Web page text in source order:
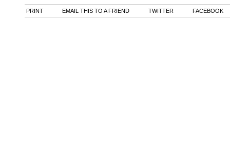
PRINT EMAIL THIS TO A FRIEND TWITTER FACEBOOK